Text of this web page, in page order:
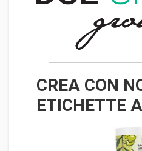
CREA CON
ETICHETTE